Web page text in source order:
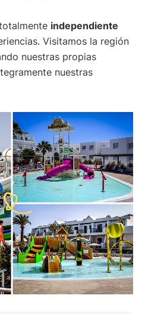
independiente
Visitamos la región
nuestras propias
nuestras